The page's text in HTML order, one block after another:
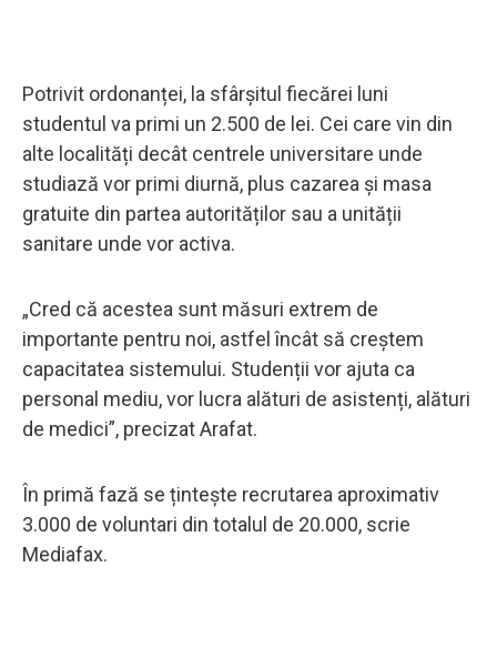
Potrivit ordonanței, la sfârșitul fiecărei luni
studentul va primi un 2.500 de lei. Cei care vin din
alte localități decât centrele universitare unde
studiază vor primi diurnă, plus cazarea și masa
gratuite din partea autorităților sau a unității
sanitare unde vor activa.
„Cred că acestea sunt măsuri extrem de
importante pentru noi, astfel încât să creștem
capacitatea sistemului. Studenții vor ajuta ca
personal mediu, vor lucra alături de asistenți, alături
de medici”, precizat Arafat.
În primă fază se țintește recrutarea aproximativ
3.000 de voluntari din totalul de 20.000, scrie
Mediafax.